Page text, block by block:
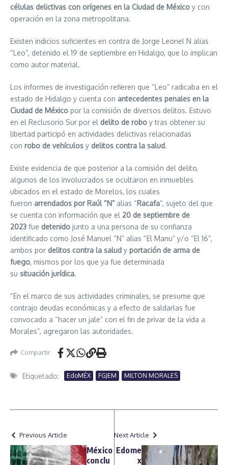
células delictivas con orígenes en la Ciudad de México y con
operación en la zona metropolitana.
Existen indicios suficientes en contra de Jorge Leonel N alias
“Leo”, detenido el 19 de septiembre en Hidalgo, que lo implican
como autor material.
Los informes de investigación refieren que “Leo” radicaba en el
estado de Hidalgo y cuenta con antecedentes penales en la
Ciudad de México por la comisión de diversos delitos. Estuvo
en el Reclusorio Sur por el delito de robo y tras obtener su
libertad participó en actividades delictivas relacionadas
con robo de vehículos y delitos contra la salud.
Existe evidencia de que posterior a la comisión del delito,
algunos de los involucrados se ocultaron en inmuebles
ubicados en el estado de Morelos, los cuales
fueron arrendados por Raúl “N” alias “Racafa”, sujeto del que
se cuenta con información que el 20 de septiembre de
2023 fue detenido junto a una persona de su confianza
identificado como José Manuel “N” alias “El Manu” y/o “El 16”,
ambos por delitos contra la salud y portación de arma de
fuego, mismos por los que ya fue determinada
su situación jurídica.
“En el marco de sus actividades criminales, se presume que
contrajo deudas económicas y a efecto de saldarlas fue
convocado a “hacer un jale” con el fin de privar de la vida a
Morales”, agregaron las autoridades.
Compartir
Etiquetado: EdoMÉX FGJEM MILTON MORALES
Previous Article
México
conclu
Next Article
Edome
x